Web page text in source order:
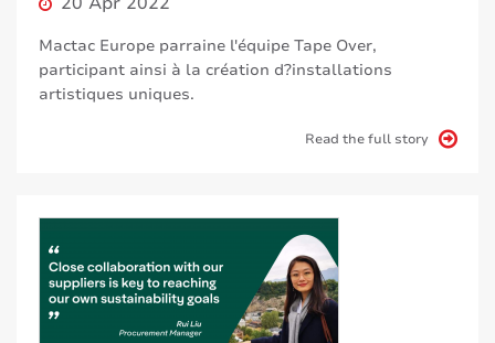
Mactac Europe parraine l'équipe Tape Over,
participant ainsi à la création d?installations
artistiques uniques.
Read the full story